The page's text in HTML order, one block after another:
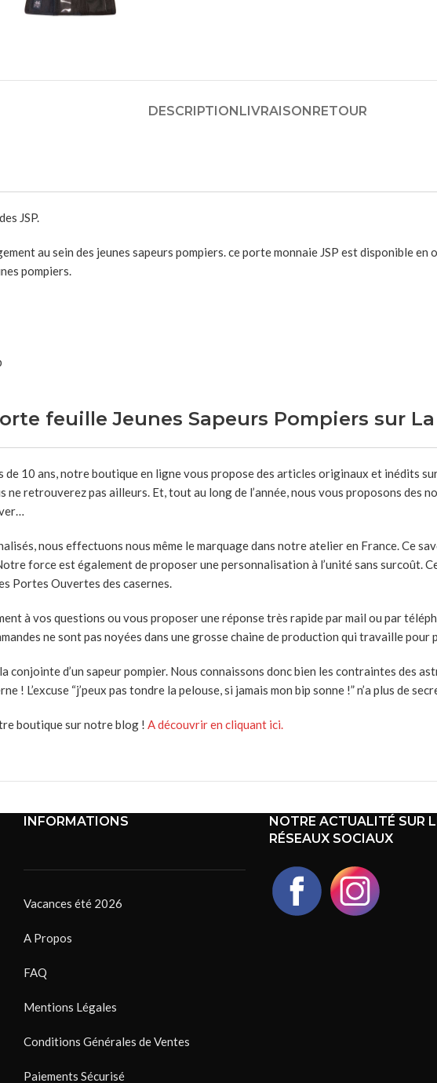
DESCRIPTIONLIVRAISONRETOUR
JSP.
au sein des jeunes sapeurs pompiers. ce porte monnaie JSP est disponible en
pompiers.
feuille Jeunes Sapeurs Pompiers sur
de 10 ans, notre boutique en ligne vous propose des articles originaux et inédits
ne retrouverez pas ailleurs. Et, tout au long de l’année, nous vous proposons des
nous effectuons nous même le marquage dans notre atelier en France. Ce
force est également de proposer une personnalisation à l’unité sans surcoût.
Portes Ouvertes des casernes.
à vos questions ou vous proposer une réponse très rapide par mail ou par
ne sont pas noyées dans une grosse chaine de production qui travaille pour
conjointe d’un sapeur pompier. Nous connaissons donc bien les contraintes des
! L’excuse “j’peux pas tondre la pelouse, si jamais mon bip sonne !” n’a plus de
boutique sur notre blog ! A découvrir en cliquant ici.
INFORMATIONS
Vacances été 2026
A Propos
FAQ
Mentions Légales
Conditions Générales de Ventes
Paiements Sécurisé
NOTRE ACTUALITÉ SUR
RÉSEAUX SOCIAUX